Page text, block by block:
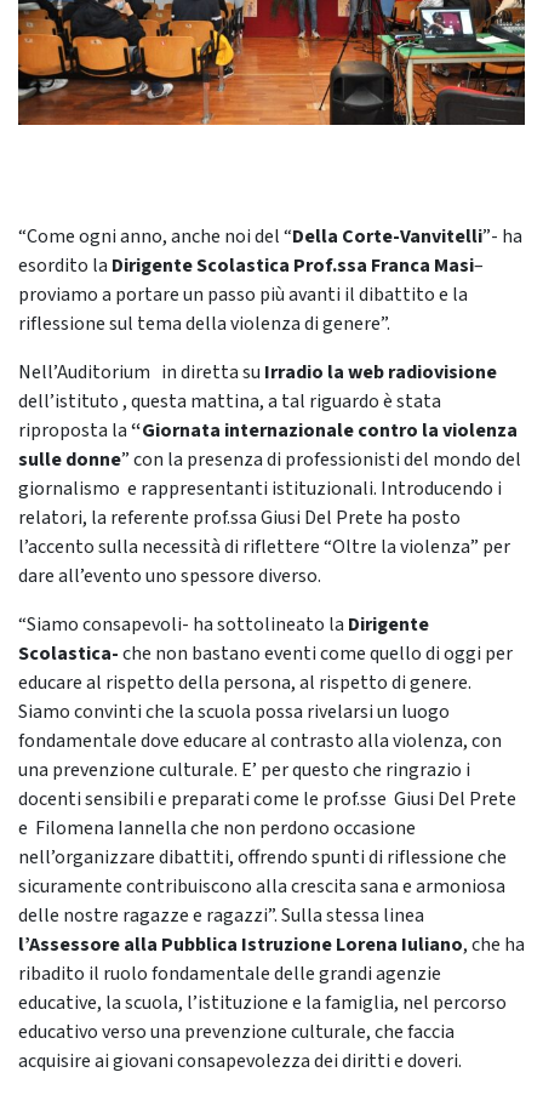
“Come ogni anno, anche noi del “Della Corte-Vanvitelli”- ha
esordito la Dirigente Scolastica Prof.ssa Franca Masi–
proviamo a portare un passo più avanti il dibattito e la
riflessione sul tema della violenza di genere”.
Nell’Auditorium in diretta su Irradio la web radiovisione
dell’istituto , questa mattina, a tal riguardo è stata
riproposta la“Giornata internazionale contro la violenza
sulle donne” con la presenza di professionisti del mondo del
giornalismo e rappresentanti istituzionali. Introducendo i
relatori, la referente prof.ssa Giusi Del Prete ha posto
l’accento sulla necessità di riflettere “Oltre la violenza” per
dare all’evento uno spessore diverso.
“Siamo consapevoli- ha sottolineato la Dirigente
Scolastica-che non bastano eventi come quello di oggi per
educare al rispetto della persona, al rispetto di genere.
Siamo convinti che la scuola possa rivelarsi un luogo
fondamentale dove educare al contrasto alla violenza, con
una prevenzione culturale. E’ per questo che ringrazio i
docenti sensibili e preparati come le prof.sse Giusi Del Prete
e Filomena Iannella che non perdono occasione
nell’organizzare dibattiti, offrendo spunti di riflessione che
sicuramente contribuiscono alla crescita sana e armoniosa
delle nostre ragazze e ragazzi”. Sulla stessa linea
l’Assessore alla Pubblica Istruzione Lorena Iuliano, che ha
ribadito il ruolo fondamentale delle grandi agenzie
educative, la scuola, l’istituzione e la famiglia, nel percorso
educativo verso una prevenzione culturale, che faccia
acquisire ai giovani consapevolezza dei diritti e doveri.